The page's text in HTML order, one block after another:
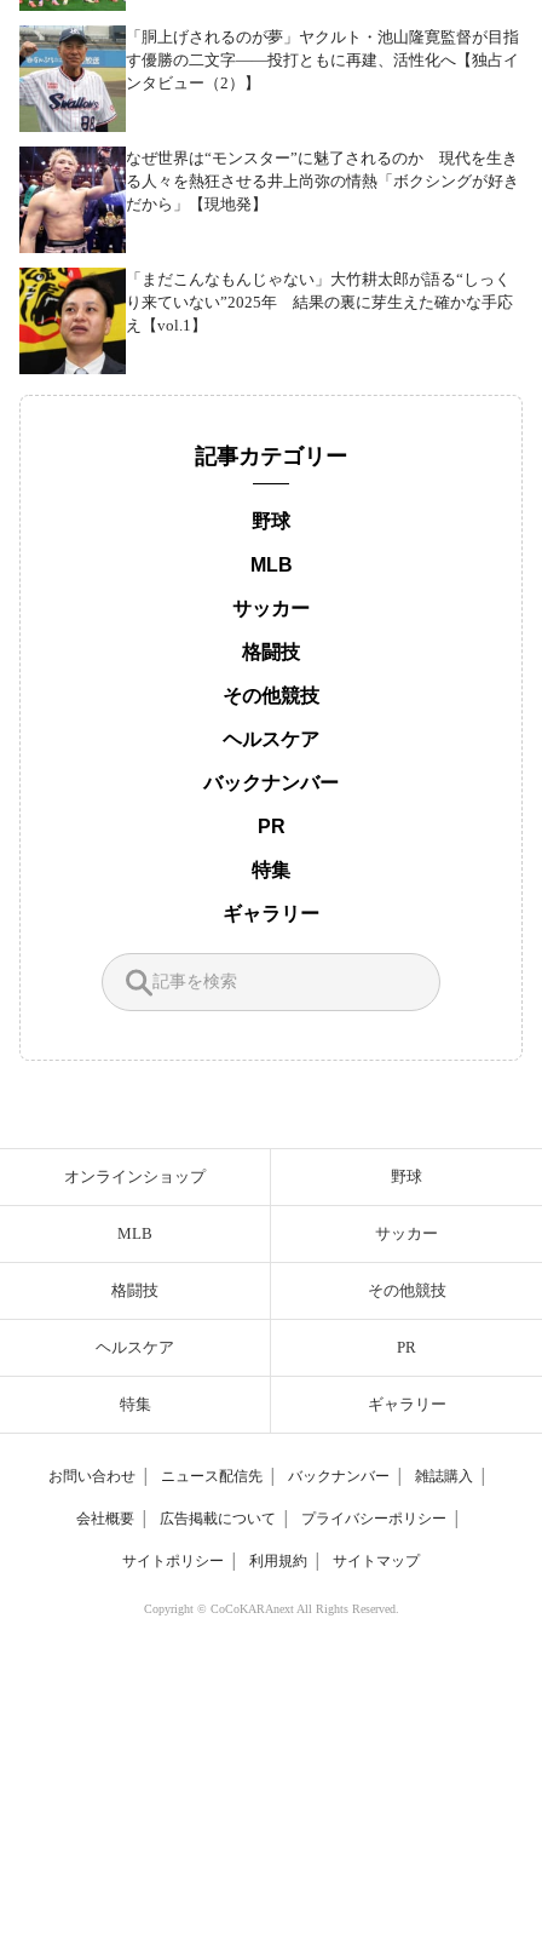
「胴上げされるのが夢」ヤクルト・池山隆寛監督が目指
す優勝の二文字――投打ともに再建、活性化へ【独占イ
ンタビュー（2）】
なぜ世界は“モンスター”に魅了されるのか 現代を生き
る人々を熱狂させる井上尚弥の情熱「ボクシングが好き
だから」【現地発】
「まだこんなもんじゃない」大竹耕太郎が語る“しっく
り来ていない”2025年 結果の裏に芽生えた確かな手応
え【vol.1】
記事カテゴリー
野球
MLB
サッカー
格闘技
その他競技
ヘルスケア
バックナンバー
PR
特集
ギャラリー
オンラインショップ 野球
MLB サッカー
格闘技 その他競技
ヘルスケア PR
特集 ギャラリー
お問い合わせ ニュース配信先 バックナンバー 雑誌購入
会社概要 広告掲載について プライバシーポリシー
サイトポリシー 利用規約 サイトマップ
Copyright © CoCoKARAnext All Rights Reserved.